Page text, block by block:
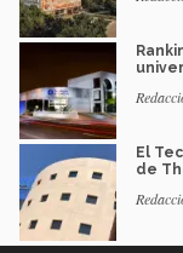
El
de